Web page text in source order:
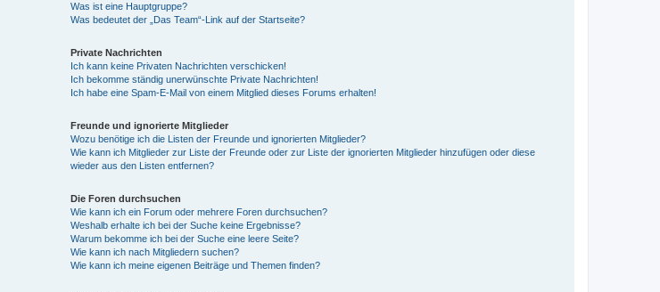
Was ist eine Hauptgruppe?
Was bedeutet der „Das Team“-Link auf der Startseite?
Private Nachrichten
Ich kann keine Privaten Nachrichten verschicken!
Ich bekomme ständig unerwünschte Private Nachrichten!
Ich habe eine Spam-E-Mail von einem Mitglied dieses Forums erhalten!
Freunde und ignorierte Mitglieder
Wozu benötige ich die Listen der Freunde und ignorierten Mitglieder?
Wie kann ich Mitglieder zur Liste der Freunde oder zur Liste der ignorierten Mitglieder hinzufügen oder diese
wieder aus den Listen entfernen?
Die Foren durchsuchen
Wie kann ich ein Forum oder mehrere Foren durchsuchen?
Weshalb erhalte ich bei der Suche keine Ergebnisse?
Warum bekomme ich bei der Suche eine leere Seite?
Wie kann ich nach Mitgliedern suchen?
Wie kann ich meine eigenen Beiträge und Themen finden?